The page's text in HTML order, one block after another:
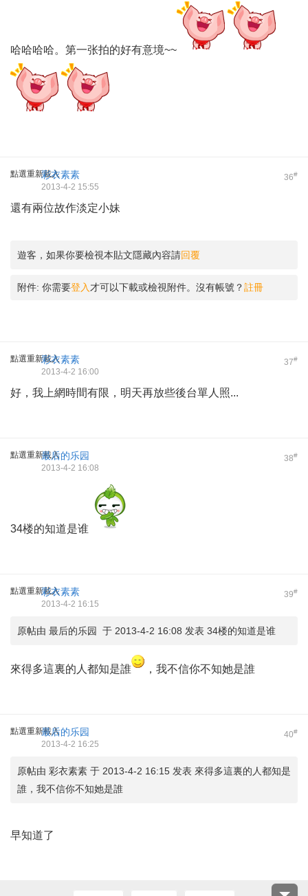
哈哈哈哈。第一张拍的好有意境~~
點選重新載入 36#
彩衣素素
2013-4-2 15:55
還有兩位故作淡定小妹
遊客，如果你要檢視本貼文隱藏內容請回覆
附件: 你需要登入 才可以下載或檢視附件。沒有帳號？註冊
點選重新載入 37#
彩衣素素
2013-4-2 16:00
好，我上網時間有限，明天再放些後台單人照...
點選重新載入 38#
最后的乐园
2013-4-2 16:08
34楼的知道是谁
點選重新載入 39#
彩衣素素
2013-4-2 16:15
原帖由 最后的乐园 于 2013-4-2 16:08 发表 34楼的知道是谁
來得多這裏的人都知是誰 ，我不信你不知她是誰
點選重新載入 40#
最后的乐园
2013-4-2 16:25
原帖由 彩衣素素 于 2013-4-2 16:15 发表 來得多這裏的人都知是
誰，我不信你不知她是誰
早知道了